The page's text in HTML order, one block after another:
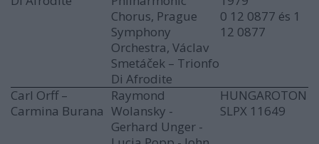
Chorus, Prague
Symphony
Orchestra, Václav
Smetáček ‎– Trionfo
Di Afrodite
0 12 0877 és 1
12 0877
Carl Orff –
Carmina Burana
Raymond
Wolansky -
Gerhard Unger -
HUNGAROTON
SLPX 11649